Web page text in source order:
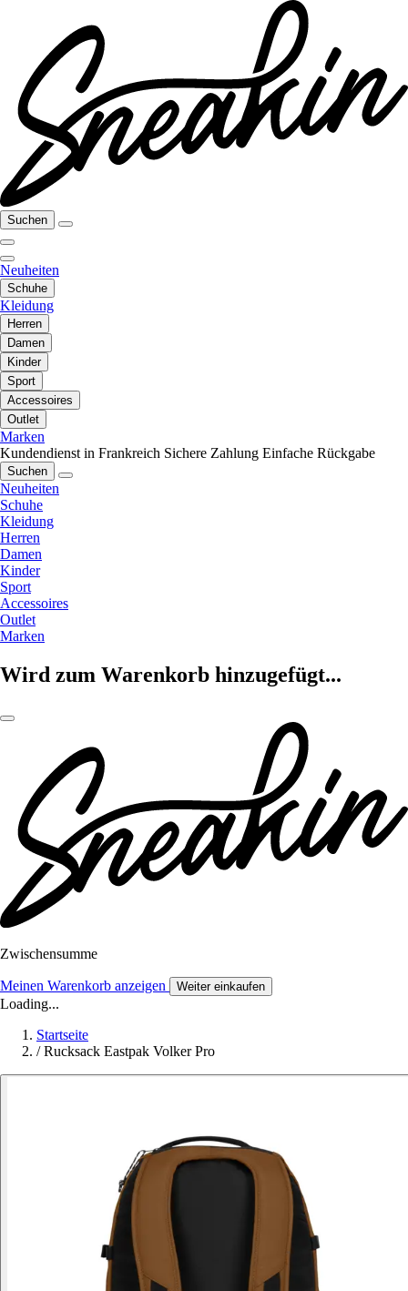
Suchen
Neuheiten
Schuhe
Kleidung
Herren
Damen
Kinder
Sport
Accessoires
Outlet
Marken
Kundendienst in Frankreich Sichere Zahlung Einfache Rückgabe
Suchen
Neuheiten
Schuhe
Kleidung
Herren
Damen
Kinder
Sport
Accessoires
Outlet
Marken
Wird zum Warenkorb hinzugefügt...
Zwischensumme
Meinen Warenkorb anzeigen Weiter einkaufen
Loading...
Startseite
/ Rucksack Eastpak Volker Pro